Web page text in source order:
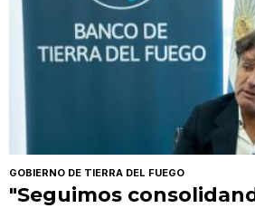
GOBIERNO DE TIERRA DEL FUEGO
"Seguimos